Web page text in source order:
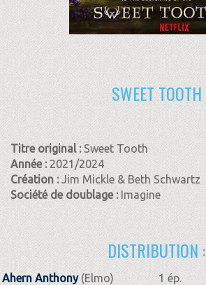
SWEET TOOTH
Titre original : Sweet Tooth
Année : 2021/2024
Création :Jim Mickle & Beth Schwartz
Société de doublage :Imagine
DISTRIBUTION :
Ahern Anthony(Elmo) 1 ép.